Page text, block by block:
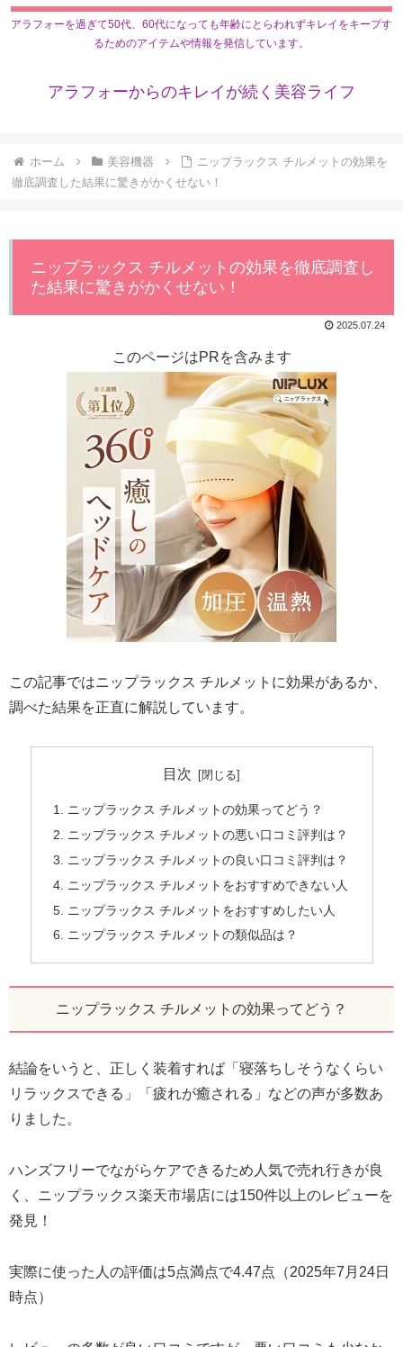
アラフォーを過ぎて50代、60代になっても年齢にとらわれずキレイをキープす
るためのアイテムや情報を発信しています。
アラフォーからのキレイが続く美容ライフ
ホーム 美容機器
ニップラックス チルメットの効果を
徹底調査した結果に驚きがかくせない！
ニップラックス チルメットの効果を徹底調査し
た結果に驚きがかくせない！
2025.07.24
このページはPRを含みます
この記事ではニップラックス チルメットに効果があるか、
調べた結果を正直に解説しています。
目次
ニップラックス チルメットの効果ってどう？
ニップラックス チルメットの悪い口コミ評判は？
ニップラックス チルメットの良い口コミ評判は？
ニップラックス チルメットをおすすめできない人
ニップラックス チルメットをおすすめしたい人
ニップラックス チルメットの類似品は？
ニップラックス チルメットの効果ってどう？
結論をいうと、正しく装着すれば「寝落ちしそうなくらい
リラックスできる」「疲れが癒される」などの声が多数あ
りました。
ハンズフリーでながらケアできるため人気で売れ行きが良
く、ニップラックス楽天市場店には150件以上のレビューを
発見！
実際に使った人の評価は5点満点で4.47点（2025年7月24日
時点）